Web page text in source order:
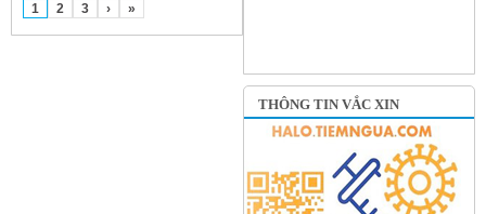
1 2 3 › »
THÔNG TIN VẮC XIN